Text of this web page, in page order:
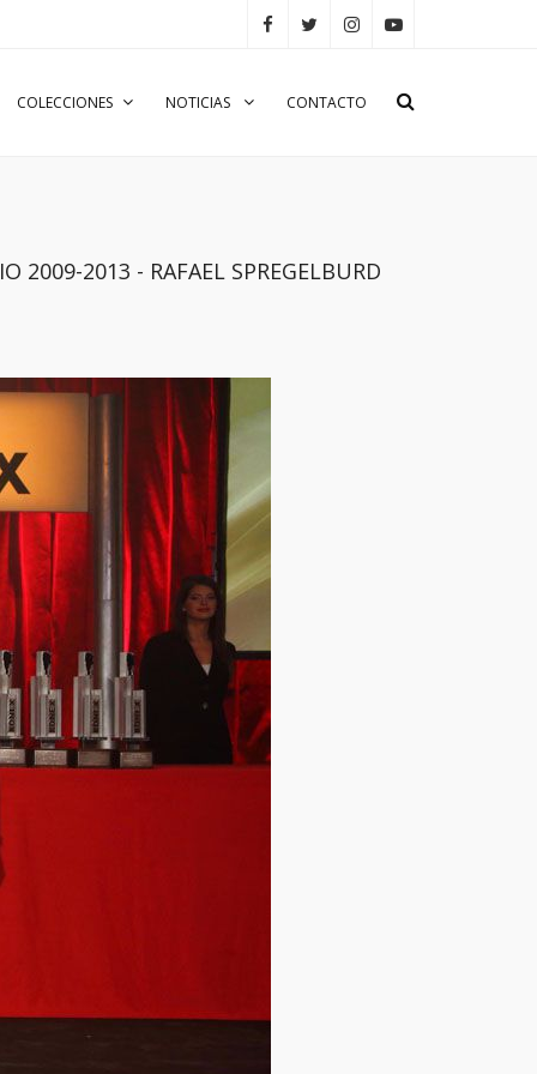
COLECCIONES NOTICIAS CONTACTO
2013 - RAFAEL SPREGELBURD